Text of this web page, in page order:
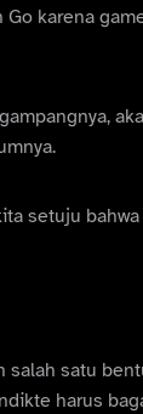
karena
setuju
salah satu
harus